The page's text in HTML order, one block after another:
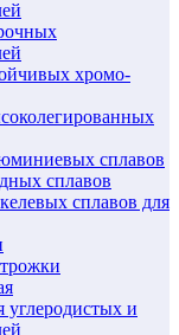
хромо-
сплавов
сплавов
сплавов для
углеродистых и